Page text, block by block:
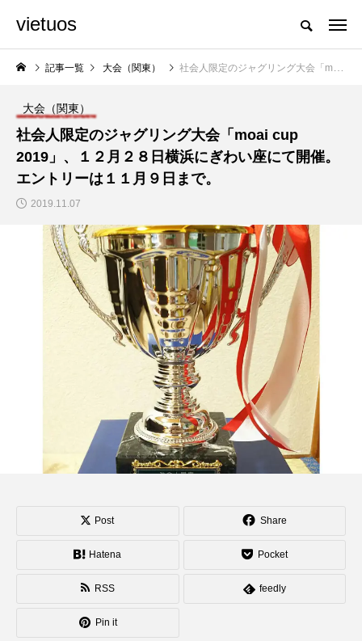
国内のジャグリング情報を収集・整理・発信するメディア
NEW POST
交流会
「Fanta Stick 202
hiro
nozaki
動画
国内１５名の３ディア
ボロプレイヤーによる
動画集「Japanese 3
diabolos Players」
が公開。
2020.08.04
地域と道具から探す
東北 中部
中国 沖縄
オンライン リング
vietuos
記事一覧 大会（関東） 社会人限定のジャグリング大会「moai cup 2019」、１２月２８日横浜にぎわい座にて開催。エントリーは１１月９日まで。
大会（関東）
社会人限定のジャグリング大会「moai cup
2019」、１２月２８日横浜にぎわい座にて開催。
エントリーは１１月９日まで。
2019.11.07
Post Share
Hatena Pocket
RSS feedly
Pin it